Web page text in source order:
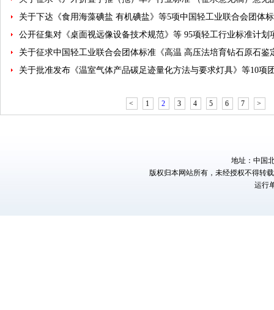
关于下达《食用海藻碘盐 有机碘盐》等5项中国轻工业联合会团体
公开征集对《桌面视远像设备技术规范》等 95项轻工行业标准计划
关于征求中国轻工业联合会团体标准《高温 高压法培育钻石原石鉴
关于批准发布《温室气体产品碳足迹量化方法与要求灯具》等10项
< 1 2 3 4 5 6 7 >
地址：中国
版权归本网站所有，未经授权不得转
运行